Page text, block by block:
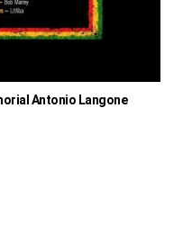
Antonio Langone